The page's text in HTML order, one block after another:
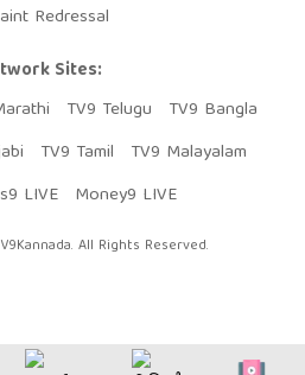
Redressal
Sites:
TV9 Telugu
TV9 Bangla
TV9 Tamil
TV9 Malayalam
LIVE Money9 LIVE
All Rights Reserved.